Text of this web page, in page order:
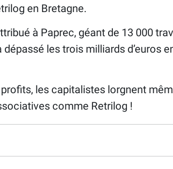
en Bretagne.
à Paprec, géant de 13 000
les trois milliards d’euros
les capitalistes lorgnent
comme Retrilog !